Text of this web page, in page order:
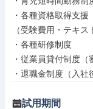
・各種資格取得支援
（受験費用・テキス
・各種研修制度
・従業員貸付制度（
・退職金制度（入社
試用期間